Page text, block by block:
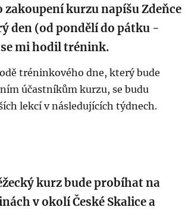
zakoupení kurzu napíšu Zdeňce
den (od pondělí do pátku -
mi hodil trénink.
tréninkového dne, který bude
účastníkům kurzu, se budu
lekcí v následujících týdnech.
kurz bude probíhat na
v okolí České Skalice a